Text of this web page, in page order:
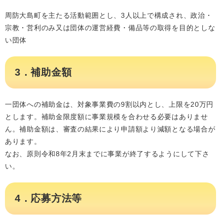
周防大島町を主たる活動範囲とし、3人以上で構成され、政治・
宗教・営利のみ又は団体の運営経費・備品等の取得を目的としな
い団体
3．補助金額
一団体への補助金は、対象事業費の9割以内とし、上限を20万円
とします。補助金限度額に事業規模を合わせる必要はありませ
ん。補助金額は、審査の結果により申請額より減額となる場合が
あります。
なお、原則令和8年2月末までに事業が終了するようにして下さ
い。
4．応募方法等